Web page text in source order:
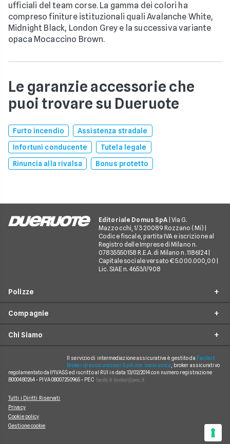
ufficiali del team corse. La gamma dei colori ha
compreso finiture istituzionali quali Avalanche White,
Midnight Black, London Grey e la successiva variante
opaca Mocaccino Brown.
Le garanzie accessorie che
puoi trovare su Dueruote
Furto incendio
Assistenza stradale
Infortuni conducente
Tutela legale
Rinuncia alla rivalsa
Bonus protetto
Editoriale Domus SpA | Via G.
Mazzocchi, 1/3 20089 Rozzano (Mi) |
Codice fiscale, partita IVA e iscrizione al
Registro delle Imprese di Milano n.
07835550158 R.E.A. di Milano n. 1186124 |
Capitale sociale versato € 5.000.000,00 |
Lic. SIAE n. 4653/I/908
Polizze
Furto incendio
Assistenza stradale
Tutela legale
Bonus protetto
Assicurazione satellitare
Compagnie
Prima Assicurazioni
Genertel
Linear
ConTe.it
Chi Siamo
In evidenza
Chi siamo
Come funziona
Mappa del sito
Il servizio di intermediazione assicurativa è gestito da Facile.it
Broker di assicurazioni S.p.A. con socio unico, broker assicurativo
regolamentato dall'IVASS ed iscritto al RUI in data 13/02/2014 con numero registrazione
B000480264 • P.IVA 08007250965 • PEC
Tutti i Diritti Riservati
Privacy
Cookie policy
Gestione cookie